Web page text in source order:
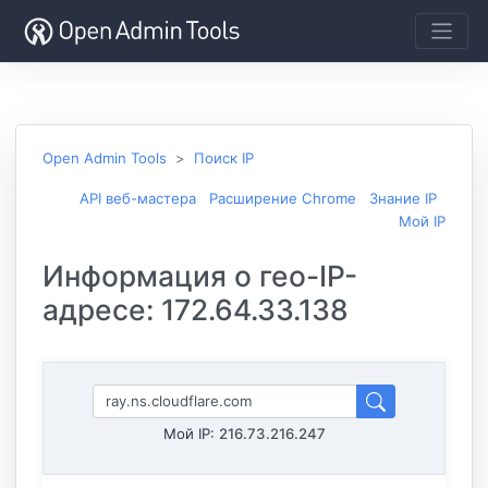
Open Admin Tools Поиск IP
API веб-мастера Расширение Chrome
Знание IP
Мой IP
Информация о гео-IP-
адресе: 172.64.33.138
Мой IP: 216.73.216.247